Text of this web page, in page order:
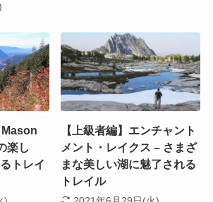
楽し
トレイ
【上級者編】エンチャント
メント・レイクス – さまざ
まな美しい湖に魅了される
トレイル